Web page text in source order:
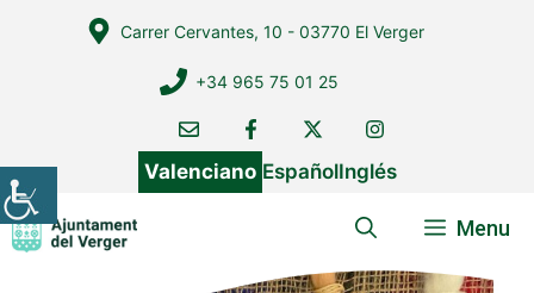
Carrer Cervantes, 10 - 03770 El Verger
+34 965 75 01 25
Valenciano EspañolInglés
Menu